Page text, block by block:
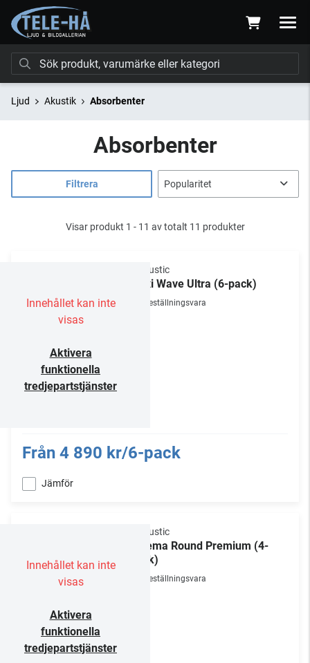
Ljud Akustik Absorbenter
Absorbenter
Filtrera
Visar produkt 1 - 11 av totalt 11 produkter
Innehållet kan inte
visas
Aktivera
funktionella
tredjepartstjänster
Vicoustic
Flexi Wave Ultra (6-pack)
Beställningsvara
Från 4 890 kr/6-pack
Jämför
Innehållet kan inte
visas
Aktivera
funktionella
tredjepartstjänster
Vicoustic
Cinema Round Premium (4-
pack)
Beställningsvara